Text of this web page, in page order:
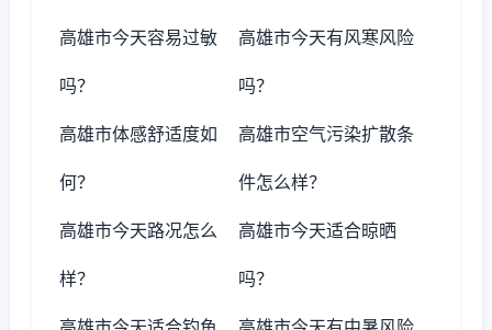
高雄市今天容易过敏
吗？
高雄市今天有风寒风险
吗？
高雄市体感舒适度如
何？
高雄市空气污染扩散条
件怎么样？
高雄市今天路况怎么
样？
高雄市今天适合晾晒
吗？